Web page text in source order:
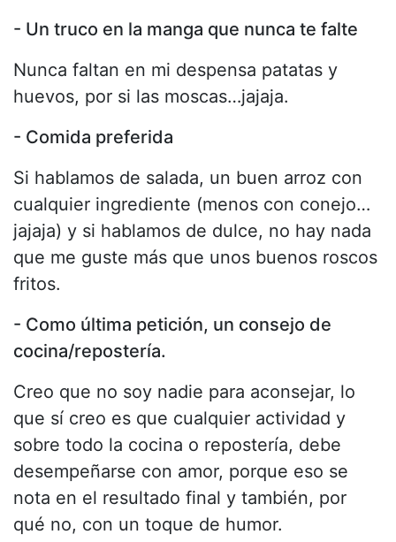
- Un truco en la manga que nunca te falte
Nunca faltan en mi despensa patatas y
huevos, por si las moscas…jajaja.
- Comida preferida
Si hablamos de salada, un buen arroz con
cualquier ingrediente (menos con conejo…
jajaja) y si hablamos de dulce, no hay nada
que me guste más que unos buenos roscos
fritos.
- Como última petición, un consejo de
cocina/repostería.
Creo que no soy nadie para aconsejar, lo
que sí creo es que cualquier actividad y
sobre todo la cocina o repostería, debe
desempeñarse con amor, porque eso se
nota en el resultado final y también, por
qué no, con un toque de humor.